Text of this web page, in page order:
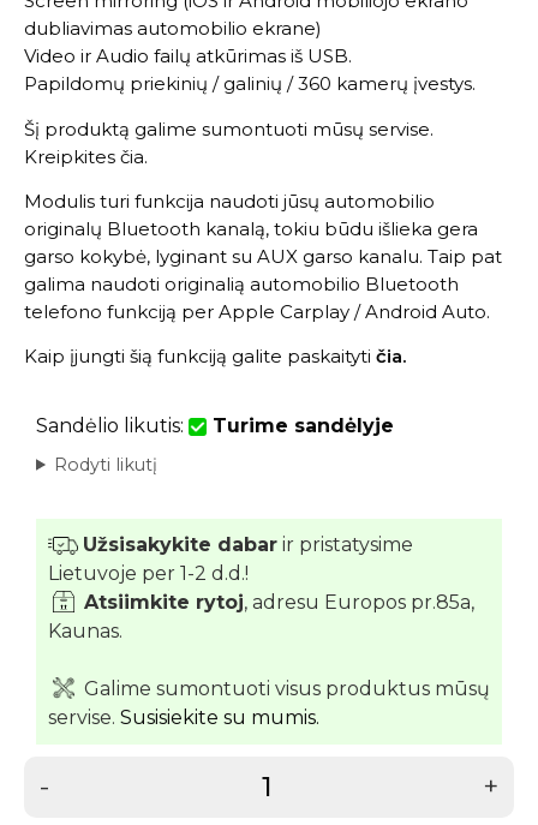
dubliavimas automobilio ekrane)
Video ir Audio failų atkūrimas iš USB.
Papildomų priekinių / galinių / 360 kamerų įvestys.
Šį produktą galime sumontuoti mūsų servise.
Kreipkites čia.
Modulis turi funkcija naudoti jūsų automobilio
originalų Bluetooth kanalą, tokiu būdu išlieka gera
garso kokybė, lyginant su AUX garso kanalu. Taip pat
galima naudoti originalią automobilio Bluetooth
telefono funkciją per Apple Carplay / Android Auto.
Kaip įjungti šią funkciją galite paskaityti čia.
Sandėlio likutis: Turime sandėlyje
Rodyti likutį
Užsisakykite dabar ir pristatysime
Lietuvoje per 1-2 d.d.!
Atsiimkite rytoj, adresu Europos pr.85a,
Kaunas.
Galime sumontuoti visus produktus mūsų
servise. Susisiekite su mumis.
- +